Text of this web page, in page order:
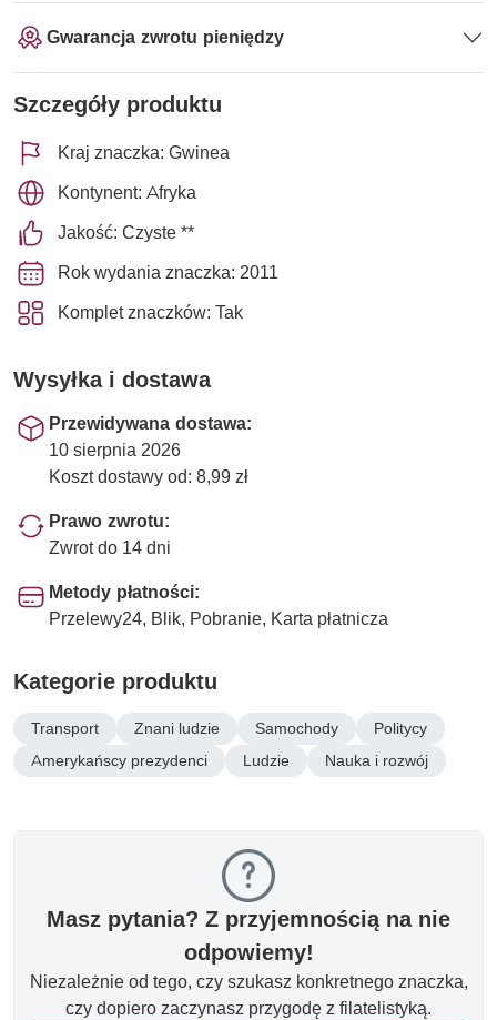
Gwarancja zwrotu pieniędzy
Szczegóły produktu
Kraj znaczka: Gwinea
Kontynent: Afryka
Jakość: Czyste **
Rok wydania znaczka: 2011
Komplet znaczków: Tak
Wysyłka i dostawa
Przewidywana dostawa:
10 sierpnia 2026
Koszt dostawy od: 8,99 zł
Prawo zwrotu:
Zwrot do 14 dni
Metody płatności:
Przelewy24, Blik, Pobranie, Karta płatnicza
Kategorie produktu
Transport Znani ludzie Samochody
Politycy
Amerykańscy prezydenci
Ludzie Nauka i rozwój
Masz pytania? Z przyjemnością na nie
odpowiemy!
Niezależnie od tego, czy szukasz konkretnego znaczka,
czy dopiero zaczynasz przygodę z filatelistyką.